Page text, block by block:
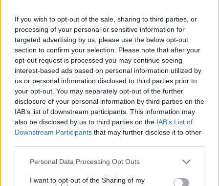
If you wish to opt-out of the sale, sharing to third parties, or
processing of your personal or sensitive information for
targeted advertising by us, please use the below opt-out
section to confirm your selection. Please note that after your
opt-out request is processed you may continue seeing
interest-based ads based on personal information utilized by
us or personal information disclosed to third parties prior to
your opt-out. You may separately opt-out of the further
disclosure of your personal information by third parties on the
IAB’s list of downstream participants. This information may
also be disclosed by us to third parties on the IAB’s List of
Downstream Participants that may further disclose it to other
Please note that this website/app uses one or more Google
not limited to your visit or usage behaviour. You may click to
Personal Data Processing Opt Outs
I want to opt-out of the Sharing of my
ΤΑ ΠΙΟ ΔΗΜΟΦΙΛΗ